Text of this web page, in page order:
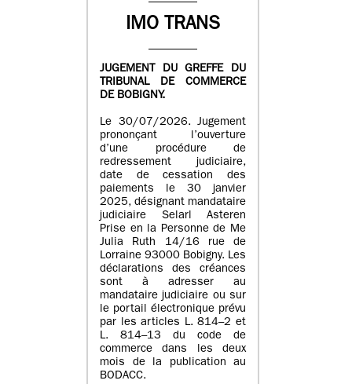
IMO TRANS
JUGEMENT DU GREFFE DU
TRIBUNAL DE COMMERCE
DE BOBIGNY.
Le 30/07/2026. Jugement
prononçant l’ouverture
d’une procédure de
redressement judiciaire,
date de cessation des
paiements le 30 janvier
2025, désignant mandataire
judiciaire Selarl Asteren
Prise en la Personne de Me
Julia Ruth 14/16 rue de
Lorraine 93000 Bobigny. Les
déclarations des créances
sont à adresser au
mandataire judiciaire ou sur
le portail électronique prévu
par les articles L. 814–2 et
L. 814–13 du code de
commerce dans les deux
mois de la publication au
BODACC.